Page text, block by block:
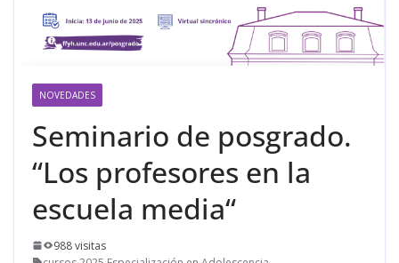
NOVEDADES
Seminario de posgrado.
“Los profesores en la
escuela media“
988 visitas